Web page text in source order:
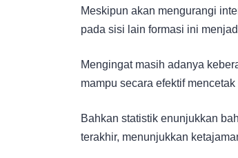
Meskipun akan mengurangi
pada sisi lain formasi ini
Mengingat masih adanya
mampu secara efektif
Bahkan statistik enunjukkan
terakhir, menunjukkan